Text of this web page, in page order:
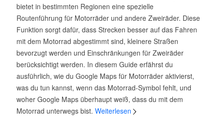
bietet in bestimmten Regionen eine spezielle
Routenführung für Motorräder und andere Zweiräder. Diese
Funktion sorgt dafür, dass Strecken besser auf das Fahren
mit dem Motorrad abgestimmt sind, kleinere Straßen
bevorzugt werden und Einschränkungen für Zweiräder
berücksichtigt werden. In diesem Guide erfährst du
ausführlich, wie du Google Maps für Motorräder aktivierst,
was du tun kannst, wenn das Motorrad-Symbol fehlt, und
woher Google Maps überhaupt weiß, dass du mit dem
Motorrad unterwegs bist. Weiterlesen